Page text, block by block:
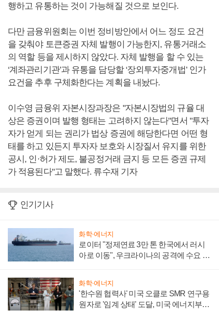
행하고 유통하는 것이 가능해질 것으로 보인다.
다만 금융위원회는 이번 정비방안에서 어느 정도 요건
을 갖춰야 토큰증권 자체 발행이 가능한지, 유통거래소
의 역할 등을 제시하지 않았다. 자체 발행을 할 수 있는
‘계좌관리기관’과 유통을 담당할 ‘장외투자중개법’ 인가
요건을 추후 구체화한다는 계획을 내놨다.
이수영 금융위 자본시장과장은 "자본시장법의 규율 대
상은 증권이며 발행 형태는 고려하지 않는다"면서 "투자
자가 얻게 되는 권리가 법상 증권에 해당한다면 어떤 형
태를 하고 있든지 투자자 보호와 시장질서 유지를 위한
공시, 인·허가 제도, 불공정거래 금지 등 모든 증권 규제
가 적용된다"고 말했다. 류수재 기자
인기기사
화학·에너지
로이터 "정제연료 3만 톤 한국에서 러시
아로 이동", 우크라이나의 공격에 수요 늘
화학·에너지
'한수원 협력사' 미국 오클로 SMR 연구용
원자로 '임계 상태' 도달, 미국 에너지부